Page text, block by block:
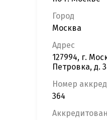
Город
Москва
Адрес
127994, г.
Петровка, д.
Номер
364